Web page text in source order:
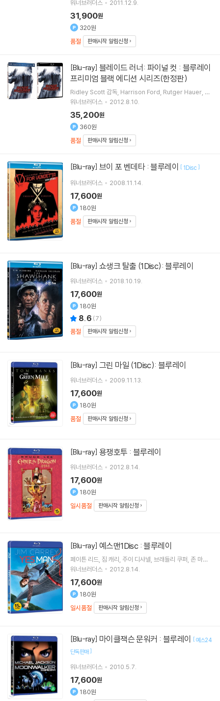
워너브러더스 2011.12.9.
31,900원
320원
품절
판매시작 알림신청
[Blu-ray]
프리미엄 블랙 에디션 시리즈(한정판)
Ridley Scott감독 Harrison Ford Rutger Hauer Da
ryl Hannah주연 외 1명
워너브러더스 2012.8.10.
35,200원
360원
품절
판매시작 알림신청
[Blu-ray] 브이 포 벤데타 : 블루레이 [ 1Disc ]
워너브러더스 2008.11.14.
17,600원
180원
품절
판매시작 알림신청
[Blu-ray] 쇼생크 탈출 (1Disc): 블루레이
워너브러더스 2018.10.19.
17,600원
180원
8.6 (7)
품절
판매시작 알림신청
[Blu-ray] 그린 마일 (1Disc): 블루레이
워너브러더스 2009.11.13.
17,600원
180원
품절
판매시작 알림신청
[Blu-ray] 용쟁호투 : 블루레이
워너브러더스 2012.8.14.
17,600원
180원
일시품절
판매시작 알림신청
[Blu-ray] 예스맨1Disc : 블루레이
페이튼 리드, 짐 캐리, 주이 디샤넬, 브래들리 쿠퍼, 존 마이
클 히긴즈
워너브러더스 2012.8.14.
17,600원
180원
일시품절
판매시작 알림신청
[Blu-ray] 마이클잭슨 문워커 : 블루레이 [예스24
단독판매]
워너브러더스 2010.5.7.
17,600원
180원